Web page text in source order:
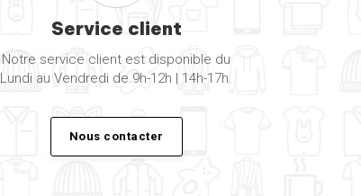
Service client
Notre service client est disponible du
Lundi au Vendredi de 9h-12h | 14h-17h.
Nous contacter